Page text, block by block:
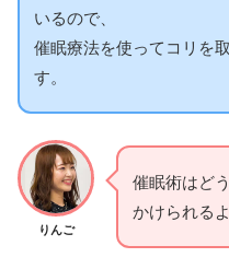
いるので、
催眠療法を使ってコリを
す。
りんご
催眠術はど
かけられる